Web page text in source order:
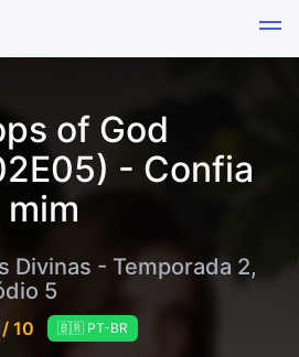
of God
- Confia
mim
Divinas - Temporada 2,
5
10 🇧🇷 PT-BR